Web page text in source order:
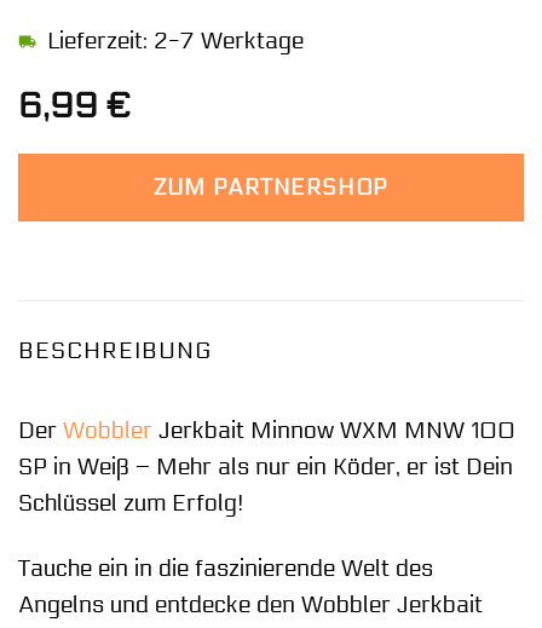
6,99 €
Lieferzeit: 2-7 Werktage
ZUM PARTNERSHOP
BESCHREIBUNG
Der Wobbler Jerkbait Minnow WXM MNW 100
SP in Weiß – Mehr als nur ein Köder, er ist Dein
Schlüssel zum Erfolg!
Tauche ein in die faszinierende Welt des
Angelns und entdecke den Wobbler Jerkbait